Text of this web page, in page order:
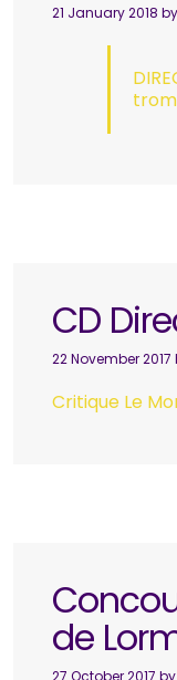
21 January 2018 by
CD
22 November 2017
Critique Le
de
27 October 2017 by